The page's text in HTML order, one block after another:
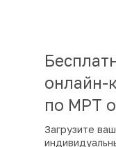
онлайн-
по МРТ
Загрузите